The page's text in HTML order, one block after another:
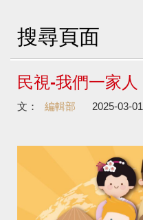
搜尋頁面
民視-我們一家人
文： 編輯部 2025-03-01